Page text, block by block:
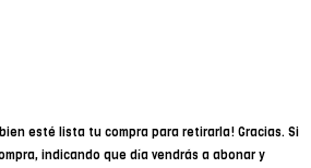
esté lista tu compra para retirarla! Gracias. Si
indicando que día vendrás a abonar y